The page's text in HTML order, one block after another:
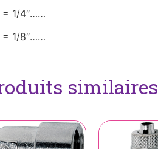
= 1/4″……
= 1/8″……
similaires